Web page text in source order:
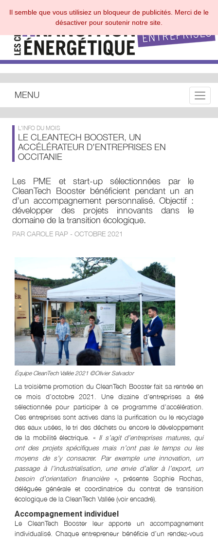
MENU
L'INFO DU MOIS
LE CLEANTECH BOOSTER, UN
ACCÉLÉRATEUR D’ENTREPRISES EN
OCCITANIE
Les PME et start-up sélectionnées par le
CleanTech Booster bénéficient pendant un an
d’un accompagnement personnalisé. Objectif :
développer des projets innovants dans le
domaine de la transition écologique.
PAR CAROLE RAP - OCTOBRE 2021
Équipe CleanTech Vallée 2021 ©Olivier Salvador
La troisième promotion du CleanTech Booster fait sa rentrée en
ce mois d’octobre 2021. Une dizaine d’entreprises a été
sélectionnée pour participer à ce programme d’accélération.
Ces entreprises sont actives dans la purification ou le recyclage
des eaux usées, le tri des déchets ou encore le développement
de la mobilité électrique. « Il s’agit d’entreprises matures, qui
ont des projets spécifiques mais n’ont pas le temps ou les
moyens de s’y consacrer. Par exemple une innovation, un
passage à l’industrialisation, une envie d’aller à l’export, un
besoin d’orientation financière », présente Sophie Rochas,
déléguée générale et coordinatrice du contrat de transition
écologique de la CleanTech Vallée (voir encadré).
Accompagnement individuel
Le CleanTech Booster leur apporte un accompagnement
individualisé. Chaque entrepreneur bénéficie d’un rendez-vous
Il semble que vous utilisiez un bloqueur de publicités. Merci de le
désactiver pour soutenir notre site.